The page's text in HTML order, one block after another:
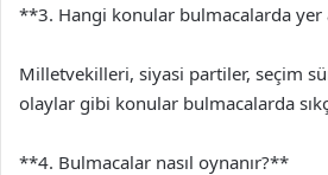
**3. Hangi konular bulmacalarda yer
Milletvekilleri, siyasi partiler, seçim
olaylar gibi konular bulmacalarda
**4. Bulmacalar nasıl oynanır?**